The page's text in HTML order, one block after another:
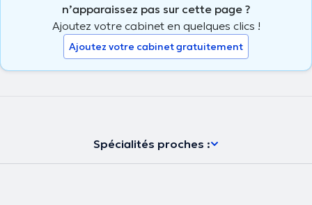
n’apparaissez pas sur cette page ?
Ajoutez votre cabinet en quelques clics !
Ajoutez votre cabinet gratuitement
Spécialités proches :